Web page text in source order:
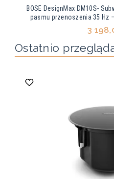
BOSE DesignMax DM10S-
pasmu przenoszenia 35 Hz
3
Ostatnio